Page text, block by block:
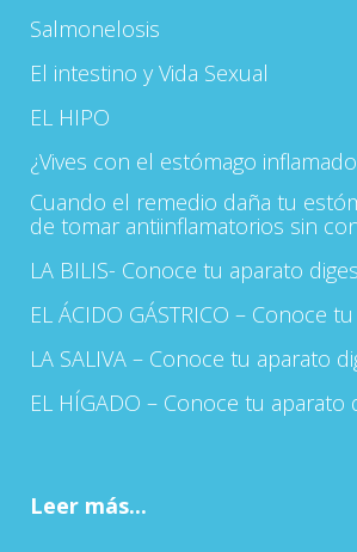
Salmonelosis
El intestino y Vida Sexual
EL HIPO
¿Vives con el estómago
Cuando el remedio daña tu
de tomar antiinflamatorios sin
LA BILIS- Conoce tu aparato
EL ÁCIDO GÁSTRICO – Conoce
LA SALIVA – Conoce tu aparato
EL HÍGADO – Conoce tu aparato
Leer más...